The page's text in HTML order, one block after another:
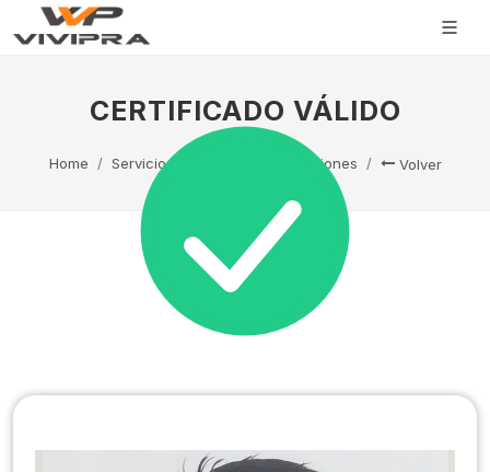
CERTIFICADO VÁLIDO
Home Servicio Técnico Capacitaciones Volver